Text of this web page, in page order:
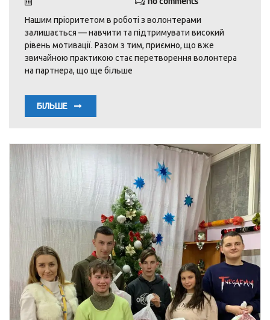
Нашим пріоритетом в роботі з волонтерами
залишається — навчити та підтримувати високий
рівень мотивації. Разом з тим, приємно, що вже
звичайною практикою стає перетворення волонтера
на партнера, що ще більше
БІЛЬШЕ